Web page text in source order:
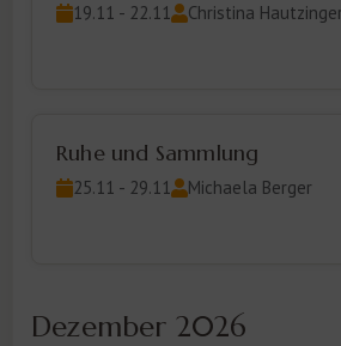
19.11 - 22.11 Christina
Ruhe und Sammlung
25.11 - 29.11 Michaela Berger
Dezember 2026